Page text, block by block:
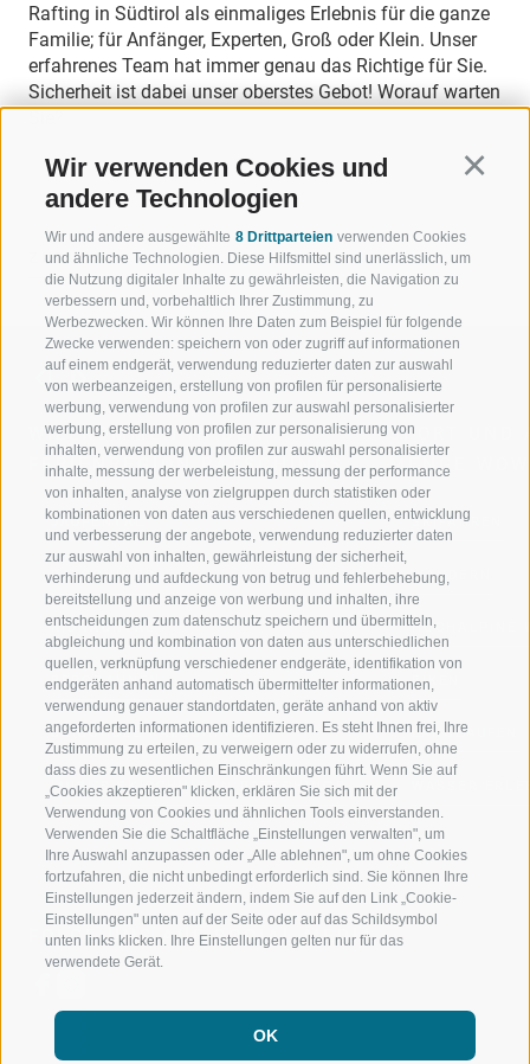
Wir verwenden Cookies und
andere Technologien
Wir und andere ausgewählte 8 Drittparteien verwenden Cookies
und ähnliche Technologien. Diese Hilfsmittel sind unerlässlich, um
die Nutzung digitaler Inhalte zu gewährleisten, die Navigation zu
verbessern und, vorbehaltlich Ihrer Zustimmung, zu
Werbezwecken. Wir können Ihre Daten zum Beispiel für folgende
Zwecke verwenden: speichern von oder zugriff auf informationen
auf einem endgerät, verwendung reduzierter daten zur auswahl
von werbeanzeigen, erstellung von profilen für personalisierte
werbung, verwendung von profilen zur auswahl personalisierter
werbung, erstellung von profilen zur personalisierung von
inhalten, verwendung von profilen zur auswahl personalisierter
inhalte, messung der werbeleistung, messung der performance
von inhalten, analyse von zielgruppen durch statistiken oder
kombinationen von daten aus verschiedenen quellen, entwicklung
und verbesserung der angebote, verwendung reduzierter daten
zur auswahl von inhalten, gewährleistung der sicherheit,
verhinderung und aufdeckung von betrug und fehlerbehebung,
bereitstellung und anzeige von werbung und inhalten, ihre
entscheidungen zum datenschutz speichern und übermitteln,
abgleichung und kombination von daten aus unterschiedlichen
quellen, verknüpfung verschiedener endgeräte, identifikation von
endgeräten anhand automatisch übermittelter informationen,
verwendung genauer standortdaten, geräte anhand von aktiv
angeforderten informationen identifizieren. Es steht Ihnen frei, Ihre
Zustimmung zu erteilen, zu verweigern oder zu widerrufen, ohne
dass dies zu wesentlichen Einschränkungen führt. Wenn Sie auf
„Cookies akzeptieren" klicken, erklären Sie sich mit der
Verwendung von Cookies und ähnlichen Tools einverstanden.
Verwenden Sie die Schaltfläche „Einstellungen verwalten", um
Ihre Auswahl anzupassen oder „Alle ablehnen", um ohne Cookies
fortzufahren, die nicht unbedingt erforderlich sind. Sie können Ihre
Einstellungen jederzeit ändern, indem Sie auf den Link „Cookie-
Einstellungen" unten auf der Seite oder auf das Schildsymbol
unten links klicken. Ihre Einstellungen gelten nur für das
verwendete Gerät.
OK
Rafting in Südtirol als einmaliges Erlebnis für die ganze
Familie; für Anfänger, Experten, Groß oder Klein. Unser
erfahrenes Team hat immer genau das Richtige für Sie.
Sicherheit ist dabei unser oberstes Gebot! Worauf warten
ZURÜCK
WILLKOMMEN IN DER
FERIENREGION RATSCHINGS
JAUFENTAL
RATSCHINGS
RIDNAUNTAL
BERGBAHNEN
SKISCHULE RATSCHINGS
LUISL'S SKISCHULE IN RATSCHINGS
SPORT UND
MENGE
SKIFAHREN
WANDERN
HOCHALPINE
BIKEN
LANGLAUFEN
FOLGE UNS AUF SOCIAL MEDIA